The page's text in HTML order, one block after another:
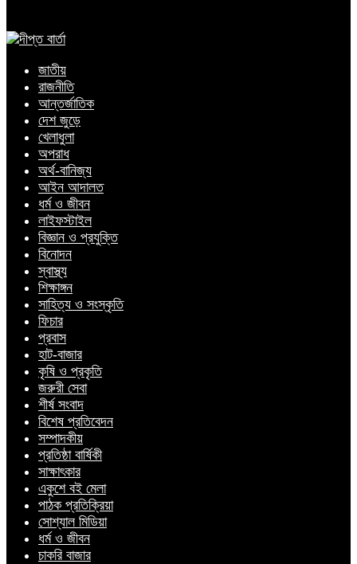
জাতীয়
রাজনীতি
আন্তর্জাতিক
দেশ জুড়ে
খেলাধুলা
অপরাধ
অর্থ-বানিজ্য
আইন আদালত
ধর্ম ও জীবন
লাইফস্টাইল
বিজ্ঞান ও প্রযুক্তি
বিনোদন
স্বাস্থ্য
শিক্ষাঙ্গন
সাহিত্য ও সংস্কৃতি
ফিচার
প্রবাস
হাট-বাজার
কৃষি ও প্রকৃতি
জরুরী সেবা
শীর্ষ সংবাদ
বিশেষ প্রতিবেদন
সম্পাদকীয়
প্রতিষ্ঠা বার্ষিকী
সাক্ষাৎকার
একুশে বই মেলা
পাঠক প্রতিক্রিয়া
সোশ্যাল মিডিয়া
ধর্ম ও জীবন
চাকরি বাজার